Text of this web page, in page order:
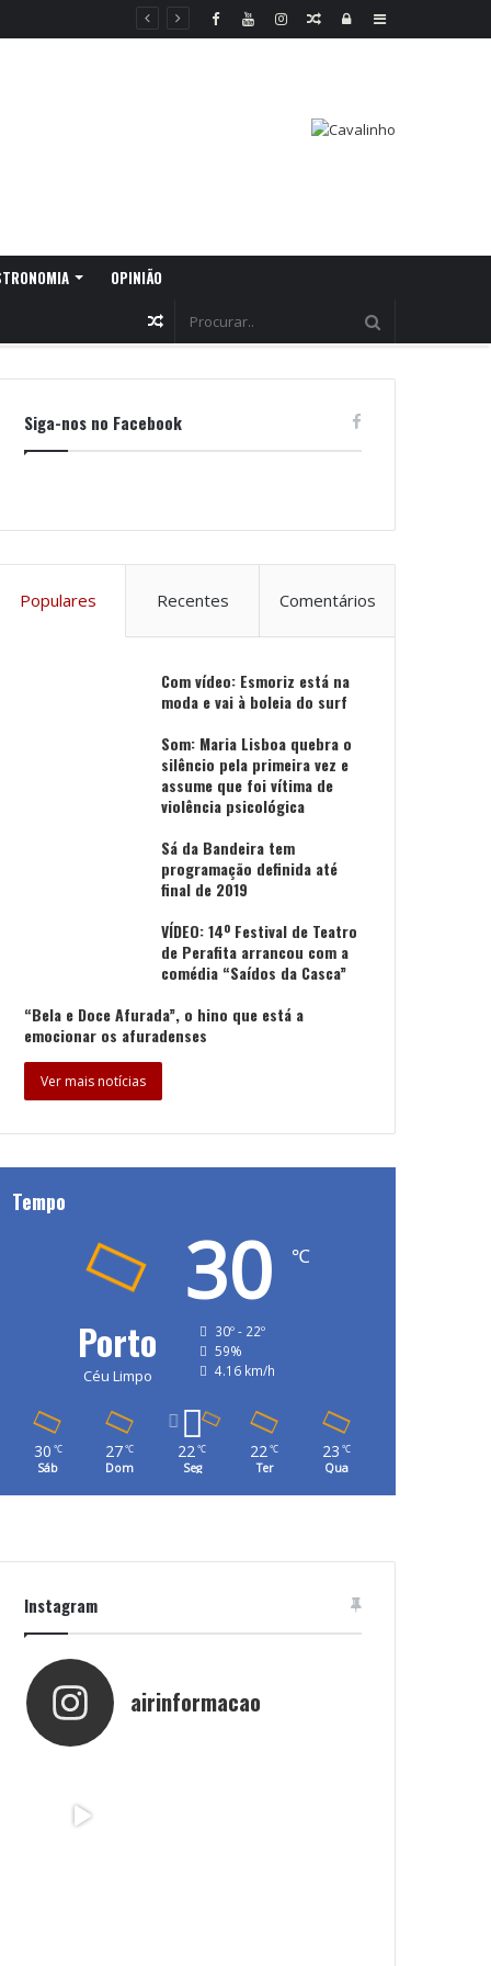
Sidebar
Log
Random
OPINIÃO
Random
Siga-nos no Facebook
Populares Recentes Comentários
Com vídeo: Esmoriz está na
moda e vai à boleia do surf
Som: Maria Lisboa quebra o
silêncio pela primeira vez e
assume que foi vítima de
violência psicológica
Sá da Bandeira tem
programação definida até
final de 2019
VÍDEO: 14º Festival de Teatro
de Perafita arrancou com a
comédia “Saídos da Casca”
“Bela e Doce Afurada”, o hino que está a
emocionar os afuradenses
Ver mais notícias
Tempo
Porto
Céu Limpo
30 ℃
30º - 22º
59%
4.16 km/h
30 ℃
Sáb
27℃
Dom
22℃
Seg
22℃
Ter
23 ℃
Qua
Instagram
airinformacao